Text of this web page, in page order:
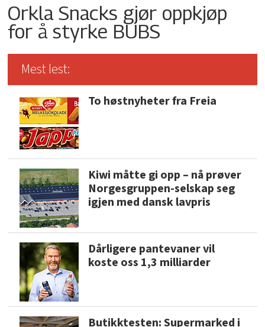
Orkla Snacks gjør oppkjøp
for å styrke BUBS
Mest lest:
To høstnyheter fra Freia
Kiwi måtte gi opp – nå prøver
Norgesgruppen-selskap seg
igjen med dansk lavpris
Dårligere pantevaner vil
koste oss 1,3 milliarder
Butikktesten: Supermarked i